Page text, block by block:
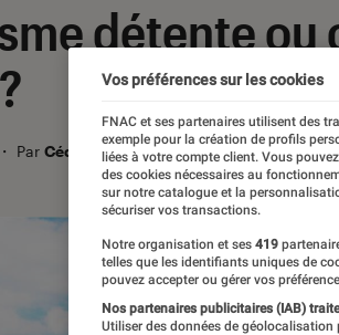
détente
・ Par Cédric V.
Vos préférences sur les cookies
FNAC et ses partenaires utilisent des
exemple pour la création de profils
liées à votre compte client. Vous
des cookies nécessaires au
sur notre catalogue et la
sécuriser vos transactions.
Notre organisation et ses 419
telles que les identifiants uniques de
pouvez accepter ou gérer vos
Nos partenaires publicitaires (IAB)
Utiliser des données de